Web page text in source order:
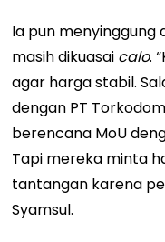
Ia pun menyinggung
masih dikuasai calo.
agar harga stabil.
dengan PT
berencana MoU
Tapi mereka minta
tantangan karena
Syamsul.